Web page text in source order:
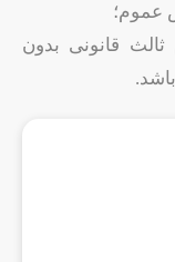
عموم؛
قانونی بدون